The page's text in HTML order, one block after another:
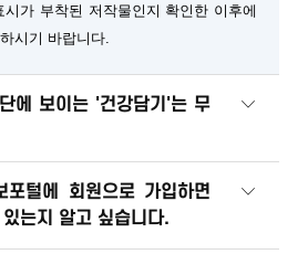
시가 부착된 저작물인지 확인한 이후에
시기 바랍니다.
에 보이는 '건강담기'는 무
포털에 회원으로 가입하면
는지 알고 싶습니다.